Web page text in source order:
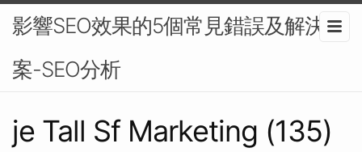
影響SEO效果的5個常見錯誤及解決方
案-SEO分析
je Tall Sf Marketing (135)